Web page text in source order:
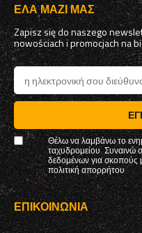
ΈΛΑ ΜΑΖΊ ΜΑΣ
Zapisz się do naszego
nowościach i promocjach na
Θέλω να λαμβάνω το
ταχυδρομείου. Συναινώ
δεδομένων για σκοπούς
πολιτική απορρήτου
ΕΠΙΚΟΙΝΩΝΊΑ